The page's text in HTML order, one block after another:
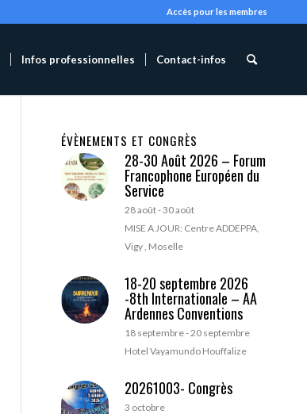
Accès pour les membres
Infos professionnelles Contact-infos
ÉVÈNEMENTS ET CONGRÈS
28-30 Août 2026 – Forum
Francophone Européen du
Service
28 août-30 août
MISE A JOUR: Centre ADDEPPA,
Vigy , Moselle
18-20 septembre 2026
-8th Internationale – AA
Ardennes Conventions
18 septembre-20 septembre
Hotel Vayamundo Houffalize
20261003- Congrès
3 octobre